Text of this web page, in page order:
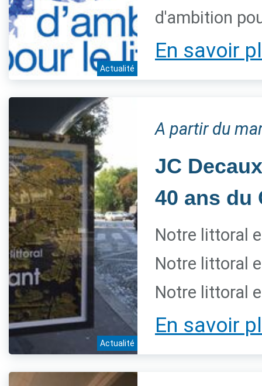
Actualité
d'ambition
En savoir
Actualité
A partir du
JC
40 ans du
Notre littoral
Notre littoral
Notre littoral
En savoir